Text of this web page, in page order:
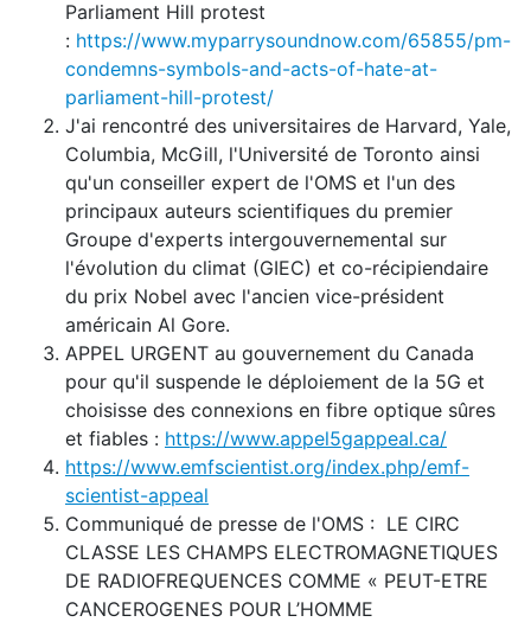
Parliament Hill protest
: https://www.myparrysoundnow.com/65855/pm-
condemns-symbols-and-acts-of-hate-at-
parliament-hill-protest/
J'ai rencontré des universitaires de Harvard, Yale,
Columbia, McGill, l'Université de Toronto ainsi
qu'un conseiller expert de l'OMS et l'un des
principaux auteurs scientifiques du premier
Groupe d'experts intergouvernemental sur
l'évolution du climat (GIEC) et co-récipiendaire
du prix Nobel avec l'ancien vice-président
américain Al Gore.
APPEL URGENT au gouvernement du Canada
pour qu'il suspende le déploiement de la 5G et
choisisse des connexions en fibre optique sûres
et fiables : https://www.appel5gappeal.ca/
https://www.emfscientist.org/index.php/emf-
scientist-appeal
Communiqué de presse de l'OMS : LE CIRC
CLASSE LES CHAMPS ELECTROMAGNETIQUES
DE RADIOFREQUENCES COMME « PEUT-ETRE
CANCEROGENES POUR L’HOMME